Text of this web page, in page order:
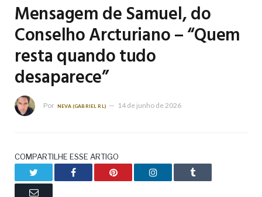
Mensagem de Samuel, do
Conselho Arcturiano – “Quem
resta quando tudo
desaparece”
Por NEVA (GABRIEL RL) 14 de junho de 2026
COMPARTILHE ESSE ARTIGO
Facebook Pinterest LinkedIn Tumblr
Email